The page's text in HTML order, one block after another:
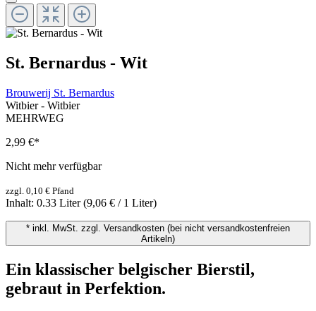
St. Bernardus - Wit
Brouwerij St. Bernardus
Witbier - Witbier
MEHRWEG
2,99 €*
Nicht mehr verfügbar
zzgl. 0,10 € Pfand
Inhalt: 0.33 Liter(9,06 € / 1 Liter)
* inkl. MwSt. zzgl. Versandkosten (bei nicht versandkostenfreien
Artikeln)
Ein klassischer belgischer Bierstil,
gebraut in Perfektion.